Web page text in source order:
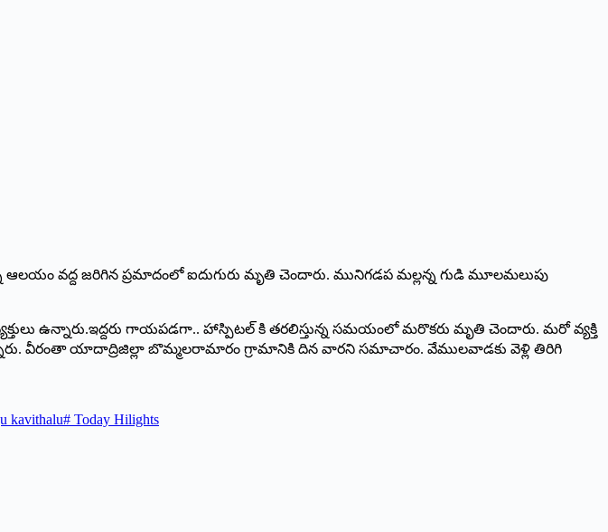
వద్ద జరిగిన ప్రమాదంలో ఐదుగురు మృతి చెందారు. మునిగడప మల్లన్న గుడి మూలమలుపు
ఉన్నారు.ఇద్దరు గాయపడగా.. హాస్పిటల్‌ ‌కి తరలిస్తున్న సమయంలో మరొకరు మృతి చెందారు. మరో వ్యక్తి
వీరంతా యాదాద్రిజిల్లా బొమ్మలరామారం గ్రామానికి దిన వారని సమాచారం. వేములవాడకు వెళ్లి తిరిగి
kavithalu# Today Hilights